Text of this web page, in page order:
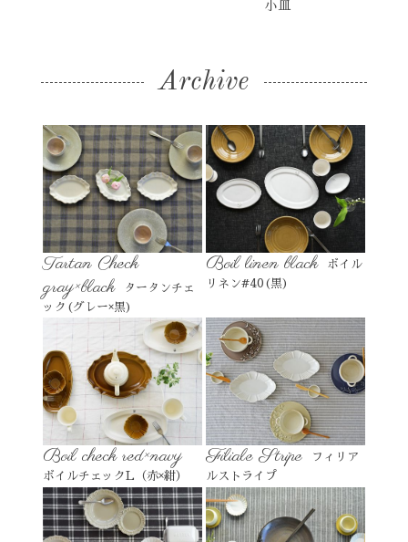
小皿
Archive
Tartan Check
gray×black
タータンチェ
ック(グレー×黒)
Boil linen black
ボイル
リネン#40(黒)
Boil check red×navy
ボイルチェックL（赤×紺）
Filiale Stripe
フィリア
ルストライプ